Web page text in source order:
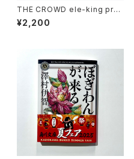
THE CROWD ele-king pres
ents HIP HOP JAPAN (ele-
king books)
¥2,200